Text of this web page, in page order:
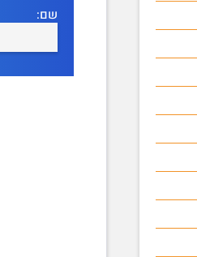
שם: